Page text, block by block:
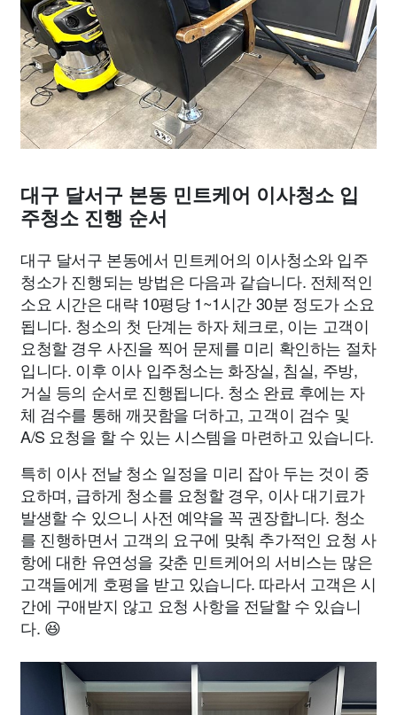
대구 달서구 본동 민트케어 이사청소 입
주청소 진행 순서
대구 달서구 본동에서 민트케어의 이사청소와 입주
청소가 진행되는 방법은 다음과 같습니다. 전체적인
소요 시간은 대략 10평당 1~1시간 30분 정도가 소요
됩니다. 청소의 첫 단계는 하자 체크로, 이는 고객이
요청할 경우 사진을 찍어 문제를 미리 확인하는 절차
입니다. 이후 이사 입주청소는 화장실, 침실, 주방,
거실 등의 순서로 진행됩니다. 청소 완료 후에는 자
체 검수를 통해 깨끗함을 더하고, 고객이 검수 및
A/S 요청을 할 수 있는 시스템을 마련하고 있습니다.
특히 이사 전날 청소 일정을 미리 잡아 두는 것이 중
요하며, 급하게 청소를 요청할 경우, 이사 대기료가
발생할 수 있으니 사전 예약을 꼭 권장합니다. 청소
를 진행하면서 고객의 요구에 맞춰 추가적인 요청 사
항에 대한 유연성을 갖춘 민트케어의 서비스는 많은
고객들에게 호평을 받고 있습니다. 따라서 고객은 시
간에 구애받지 않고 요청 사항을 전달할 수 있습니
다. 😆